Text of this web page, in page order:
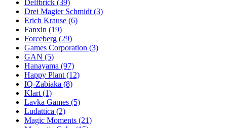
Delfbrick (39)
Drei Magier Schmidt (3)
Erich Krause (6)
Fanxin (19)
Forceberg (29)
Games Corporation (3)
GAN (5)
Hanayama (97)
Happy Plant (12)
IQ-Zabiaka (8)
Klart (1)
Lavka Games (5)
Ludattica (2)
Magic Moments (21)